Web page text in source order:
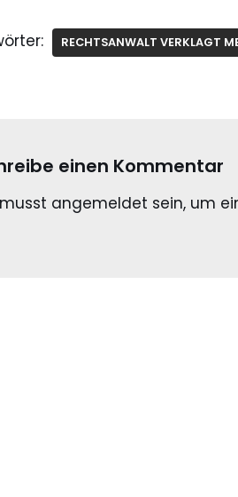
RECHTSANWALT VERKLAGT
einen Kommentar
angemeldet sein, um